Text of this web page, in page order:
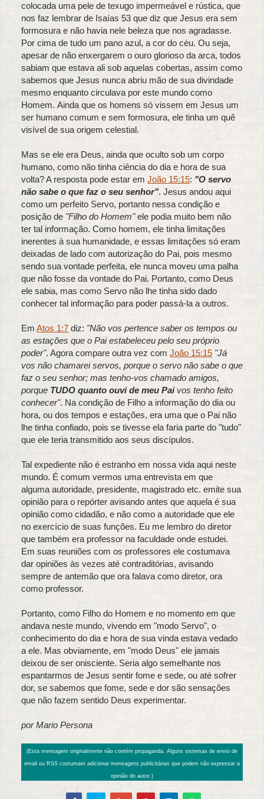
colocada uma pele de texugo impermeável e rústica, que
nos faz lembrar de Isaías 53 que diz que Jesus era sem
formosura e não havia nele beleza que nos agradasse.
Por cima de tudo um pano azul, a cor do céu. Ou seja,
apesar de não enxergarem o ouro glorioso da arca, todos
sabiam que estava ali sob aquelas cobertas, assim como
sabemos que Jesus nunca abriu mão de sua divindade
mesmo enquanto circulava por este mundo como
Homem. Ainda que os homens só vissem em Jesus um
ser humano comum e sem formosura, ele tinha um quê
visível de sua origem celestial.
Mas se ele era Deus, ainda que oculto sob um corpo
humano, como não tinha ciência do dia e hora de sua
volta? A resposta pode estar em João 15:15: "O servo
não sabe o que faz o seu senhor". Jesus andou aqui
como um perfeito Servo, portanto nessa condição e
posição de "Filho do Homem"ele podia muito bem não
ter tal informação. Como homem, ele tinha limitações
inerentes à sua humanidade, e essas limitações só eram
deixadas de lado com autorização do Pai, pois mesmo
sendo sua vontade perfeita, ele nunca moveu uma palha
que não fosse da vontade do Pai. Portanto, como Deus
ele sabia, mas como Servo não lhe tinha sido dado
conhecer tal informação para poder passá-la a outros.
Em Atos 1:7 diz: "Não vos pertence saber os tempos ou
as estações que o Pai estabeleceu pelo seu próprio
poder". Agora compare outra vez com João 15:15 "Já
vos não chamarei servos, porque o servo não sabe o que
faz o seu senhor; mas tenho-vos chamado amigos,
porque TUDO quanto ouvi de meu Paivos tenho feito
conhecer". Na condição de Filho a informação do dia ou
hora, ou dos tempos e estações, era uma que o Pai não
lhe tinha confiado, pois se tivesse ela faria parte do "tudo"
que ele teria transmitido aos seus discípulos.
Tal expediente não é estranho em nossa vida aqui neste
mundo. É comum vermos uma entrevista em que
alguma autoridade, presidente, magistrado etc. emite sua
opinião para o repórter avisando antes que aquela é sua
opinião como cidadão, e não como a autoridade que ele
no exercício de suas funções. Eu me lembro do diretor
que também era professor na faculdade onde estudei.
Em suas reuniões com os professores ele costumava
dar opiniões às vezes até contraditórias, avisando
sempre de antemão que ora falava como diretor, ora
como professor.
Portanto, como Filho do Homem e no momento em que
andava neste mundo, vivendo em "modo Servo", o
conhecimento do dia e hora de sua vinda estava vedado
a ele. Mas obviamente, em "modo Deus" ele jamais
deixou de ser onisciente. Seria algo semelhante nos
espantarmos de Jesus sentir fome e sede, ou até sofrer
dor, se sabemos que fome, sede e dor são sensações
que não fazem sentido Deus experimentar.
por Mario Persona
(Esta mensagem originalmente não contém propaganda. Alguns sistemas de envio de
email ou RSS costumam adicionar mensagens publicitárias que podem não expressar a
opinião do autor.)